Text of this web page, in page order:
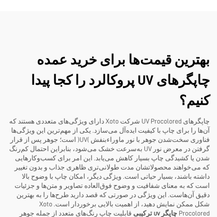
بهترین قیمت‌ها برای خرید عمده
چاپگرهای UV پروکالرد را کجا پیدا
کنیم؟
چاپگرهای UV Procolored شرکت Xoto دارای ویژگی‌های متعددی هستند که
آن‌ها را برای چاپ با کیفیت ایده‌آل می‌سازد. یکی از مهم‌ترین این ویژگی‌ها
فناوری سخت‌شدن جوهر با نور ماوراءبنفش (UV) است؛ جوهر پس از قرار
گرفتن در معرض نور UV به‌سرعت خشک می‌شود، بنابراین احتمال کم‌رنگ
شدن یا کشیدگی چاپ بسیار کاهش می‌یابد. این امر برای کسب‌وکارهایی
که می‌خواهند محصولاتشان مدت طولانی‌تری ظاهری جذاب و بدون تغییر
داشته باشند، بسیار حیاتی است. ویژگی دیگر، امکان چاپ با وضوح بالا
است که به معنای شفافیت و وضوح فوق‌العاده تصاویر و متن‌ها و جزئیات
دقیق آن‌هاست. این ویژگی در صورتی که قصد دارید طرح‌ها را به بهترین
شکل ممکن نمایش دهید، از اهمیت بالایی برخوردار است. Xoto
Procolored چاپگر uv ترکیبی
قابلیت چاپ رنگ‌های متعدد از جمله جوهر